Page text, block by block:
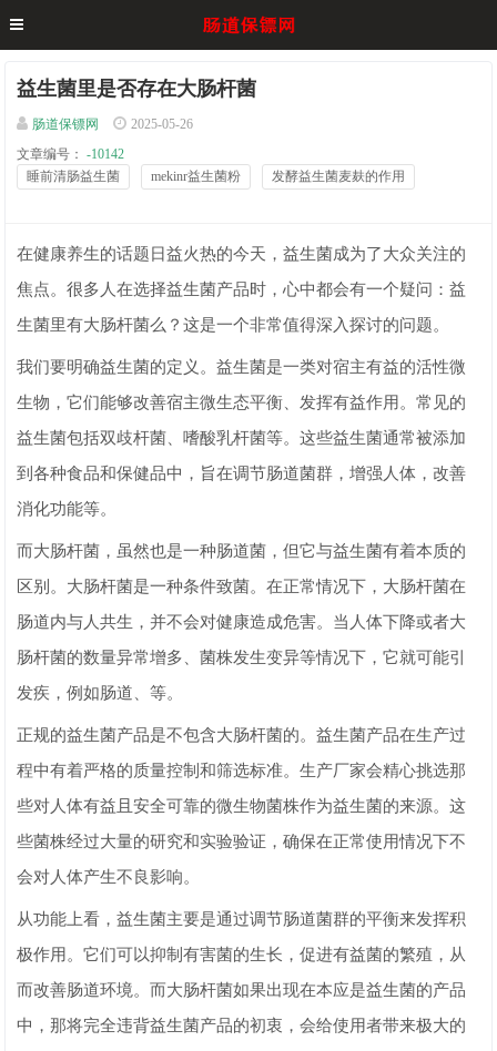
益生菌里是否存在大肠杆菌
肠道保镖网
2025-05-26
文章编号：
-10142
睡前清肠益生菌
mekinr益生菌粉 发酵益生菌麦麸的作用
在健康养生的话题日益火热的今天，益生菌成为了大众关注的
焦点。很多人在选择益生菌产品时，心中都会有一个疑问：益
生菌里有大肠杆菌么？这是一个非常值得深入探讨的问题。
我们要明确益生菌的定义。益生菌是一类对宿主有益的活性微
生物，它们能够改善宿主微生态平衡、发挥有益作用。常见的
益生菌包括双歧杆菌、嗜酸乳杆菌等。这些益生菌通常被添加
到各种食品和保健品中，旨在调节肠道菌群，增强人体，改善
消化功能等。
而大肠杆菌，虽然也是一种肠道菌，但它与益生菌有着本质的
区别。大肠杆菌是一种条件致菌。在正常情况下，大肠杆菌在
肠道内与人共生，并不会对健康造成危害。当人体下降或者大
肠杆菌的数量异常增多、菌株发生变异等情况下，它就可能引
发疾，例如肠道、等。
正规的益生菌产品是不包含大肠杆菌的。益生菌产品在生产过
程中有着严格的质量控制和筛选标准。生产厂家会精心挑选那
些对人体有益且安全可靠的微生物菌株作为益生菌的来源。这
些菌株经过大量的研究和实验验证，确保在正常使用情况下不
会对人体产生不良影响。
从功能上看，益生菌主要是通过调节肠道菌群的平衡来发挥积
极作用。它们可以抑制有害菌的生长，促进有益菌的繁殖，从
而改善肠道环境。而大肠杆菌如果出现在本应是益生菌的产品
中，那将完全违背益生菌产品的初衷，会给使用者带来极大的